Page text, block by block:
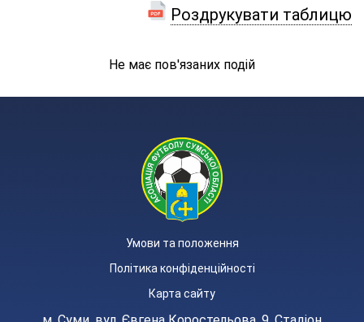
Роздрукувати таблицю
Не має пов'язаних подій
Умови та положення
Політика конфіденційності
Карта сайту